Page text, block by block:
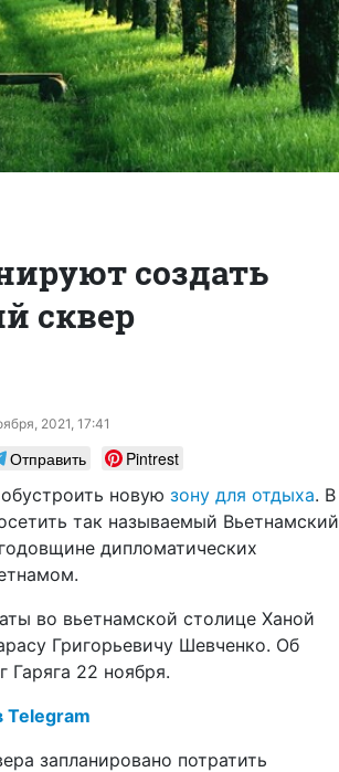
создать
сквер
2021, 17:41
Отправить
Pintrest
новую зону для отдыха. В
так называемый Вьетнамский
дипломатических
во вьетнамской столице Ханой
Григорьевичу Шевченко. Об
Гаряга 22 ноября.
Telegram
запланировано потратить